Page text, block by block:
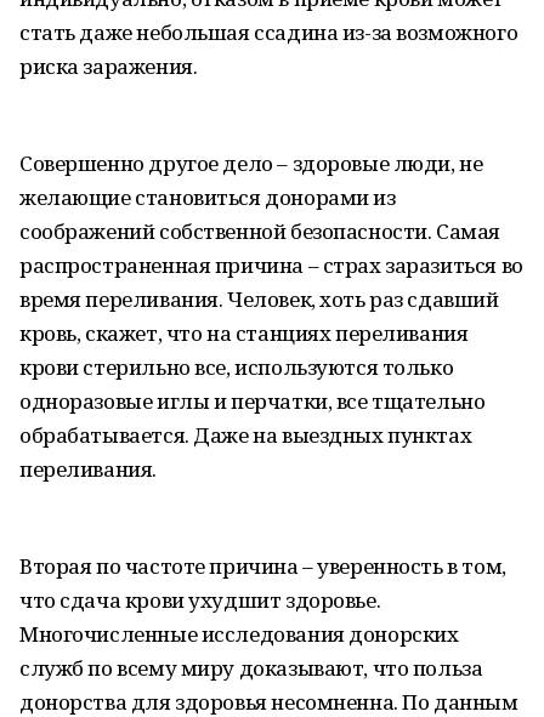
стать даже небольшая ссадина из-за возможного
риска заражения.
Совершенно другое дело – здоровые люди, не
желающие становиться донорами из
соображений собственной безопасности. Самая
распространенная причина – страх заразиться во
время переливания. Человек, хоть раз сдавший
кровь, скажет, что на станциях переливания
крови стерильно все, используются только
одноразовые иглы и перчатки, все тщательно
обрабатывается. Даже на выездных пунктах
переливания.
Вторая по частоте причина – уверенность в том,
что сдача крови ухудшит здоровье.
Многочисленные исследования донорских
служб по всему миру доказывают, что польза
донорства для здоровья несомненна. По данным